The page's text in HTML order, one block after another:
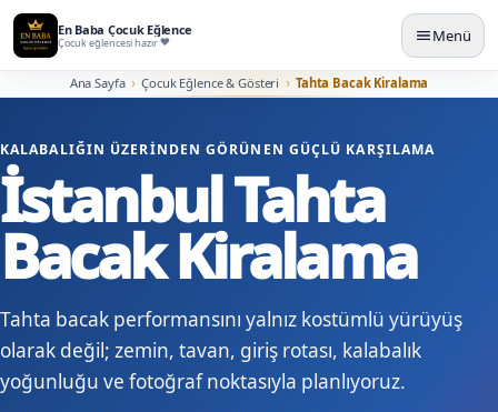
En Baba Çocuk Eğlence
Çocuk eğlencesi hazır Menü
Ana Sayfa Çocuk Eğlence & Gösteri Tahta Bacak Kiralama
KALABALIĞIN ÜZERINDEN GÖRÜNEN GÜÇLÜ KARŞILAMA
İstanbul Tahta
Bacak Kiralama
Tahta bacak performansını yalnız kostümlü yürüyüş
olarak değil; zemin, tavan, giriş rotası, kalabalık
yoğunluğu ve fotoğraf noktasıyla planlıyoruz.